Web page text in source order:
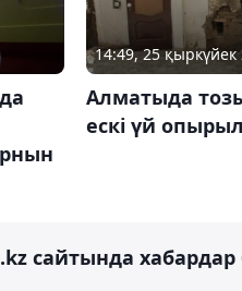
14:49, 25 қыркүйек
Алматыда
ескі үй
сайтында